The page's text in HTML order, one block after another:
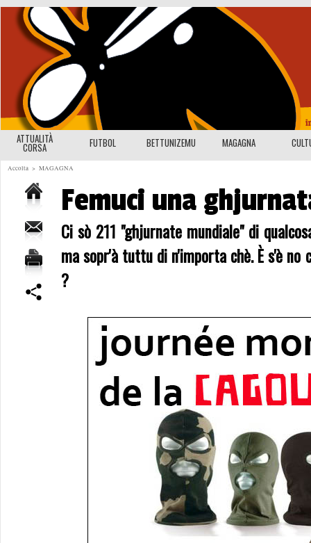
ATTUALITÀ
CORSA FUTBOL BETTUNIZEMU MAGAGNA
Accolta > MAGAGNA
Femuci una
Ci sò 211 "ghjurnate mundiale" di
ma sopr'à tuttu di n'importa chè. È s'è no
?